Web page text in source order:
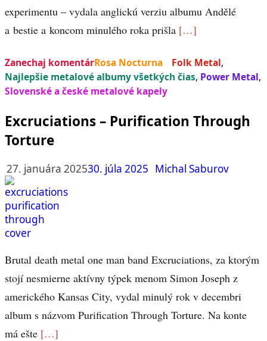
experimentu – vydala anglickú verziu albumu Andělé
a bestie a koncom minulého roka prišla […]
Zanechaj komentárRosa Nocturna Folk Metal,
Najlepšie metalové albumy všetkých čias, Power Metal,
Slovenské a české metalové kapely
Excruciations – Purification Through
Torture
27. januára 202530. júla 2025 Michal Saburov
Brutal death metal one man band Excruciations, za ktorým
stojí nesmierne aktívny týpek menom Simon Joseph z
amerického Kansas City, vydal minulý rok v decembri
album s názvom Purification Through Torture. Na konte
má ešte […]